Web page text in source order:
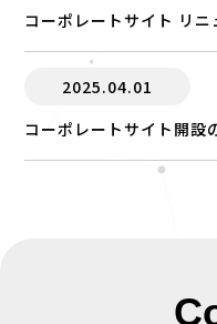
コーポレートサイト リ
2025.04.01
コーポレートサイト開設